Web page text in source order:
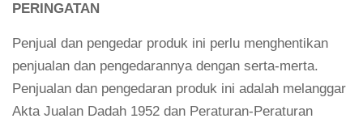
PERINGATAN
Penjual dan pengedar produk ini perlu menghentikan
penjualan dan pengedarannya dengan serta-merta.
Penjualan dan pengedaran produk ini adalah melanggar
Akta Jualan Dadah 1952 dan Peraturan-Peraturan